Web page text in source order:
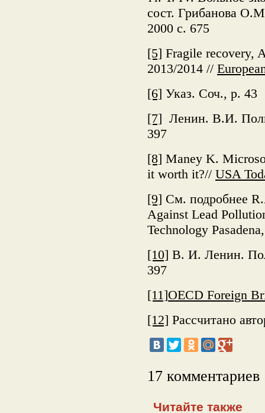
сост. Грибанова
2000 с. 675
[5] Fragile recovery,
2013/2014 //
[6] Указ. Соч., p. 43
[7] Ленин. В.И.
397
[8] Maney K.
it worth it?// USA
[9] См. подробнее
Against Lead
Technology
[10] В. И. Ленин.
397
[11]OECD Foreign
[12] Рассчитано
17 комментариев
Читайте также